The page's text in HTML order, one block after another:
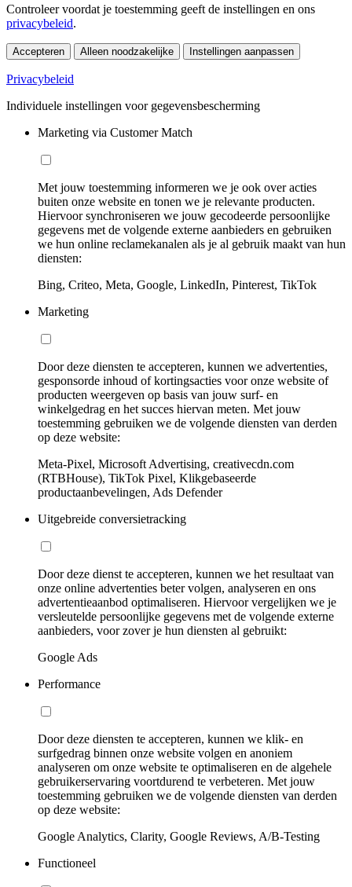
Controleer voordat je toestemming geeft de instellingen en ons
privacybeleid.
Accepteren Alleen noodzakelijke Instellingen aanpassen
Privacybeleid
Individuele instellingen voor gegevensbescherming
Marketing via Customer Match
Met jouw toestemming informeren we je ook over acties
buiten onze website en tonen we je relevante producten.
Hiervoor synchroniseren we jouw gecodeerde persoonlijke
gegevens met de volgende externe aanbieders en gebruiken
we hun online reclamekanalen als je al gebruik maakt van hun
diensten:
Bing, Criteo, Meta, Google, LinkedIn, Pinterest, TikTok
Marketing
Door deze diensten te accepteren, kunnen we advertenties,
gesponsorde inhoud of kortingsacties voor onze website of
producten weergeven op basis van jouw surf- en
winkelgedrag en het succes hiervan meten. Met jouw
toestemming gebruiken we de volgende diensten van derden
op deze website:
Meta-Pixel, Microsoft Advertising, creativecdn.com
(RTBHouse), TikTok Pixel, Klikgebaseerde
productaanbevelingen, Ads Defender
Uitgebreide conversietracking
Door deze dienst te accepteren, kunnen we het resultaat van
onze online advertenties beter volgen, analyseren en ons
advertentieaanbod optimaliseren. Hiervoor vergelijken we je
versleutelde persoonlijke gegevens met de volgende externe
aanbieders, voor zover je hun diensten al gebruikt:
Google Ads
Performance
Door deze diensten te accepteren, kunnen we klik- en
surfgedrag binnen onze website volgen en anoniem
analyseren om onze website te optimaliseren en de algehele
gebruikerservaring voortdurend te verbeteren. Met jouw
toestemming gebruiken we de volgende diensten van derden
op deze website:
Google Analytics, Clarity, Google Reviews, A/B-Testing
Functioneel